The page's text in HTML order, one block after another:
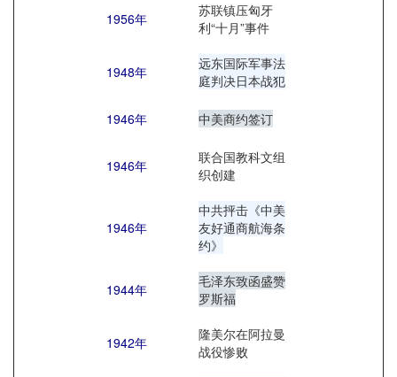
1956年
苏联镇压匈牙
利“十月”事件
1948年
远东国际军事法
庭判决日本战犯
1946年 中美商约签订
1946年
联合国教科文组
织创建
1946年
中共抨击《中美
友好通商航海条
约》
1944年
毛泽东致函盛赞
罗斯福
1942年
隆美尔在阿拉曼
战役惨败